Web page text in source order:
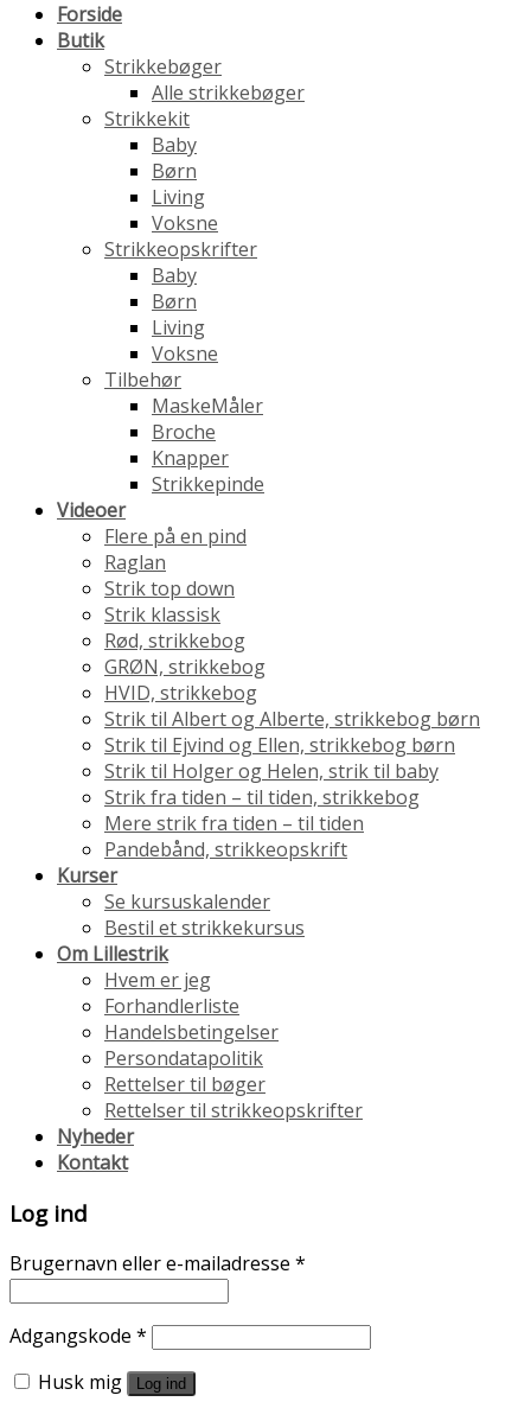
Forside
Butik
Strikkebøger
Alle strikkebøger
Strikkekit
Baby
Børn
Living
Voksne
Strikkeopskrifter
Baby
Børn
Living
Voksne
Tilbehør
MaskeMåler
Broche
Knapper
Strikkepinde
Videoer
Flere på en pind
Raglan
Strik top down
Strik klassisk
Rød, strikkebog
GRØN, strikkebog
HVID, strikkebog
Strik til Albert og Alberte, strikkebog børn
Strik til Ejvind og Ellen, strikkebog børn
Strik til Holger og Helen, strik til baby
Strik fra tiden – til tiden, strikkebog
Mere strik fra tiden – til tiden
Pandebånd, strikkeopskrift
Kurser
Se kursuskalender
Bestil et strikkekursus
Om Lillestrik
Hvem er jeg
Forhandlerliste
Handelsbetingelser
Persondatapolitik
Rettelser til bøger
Rettelser til strikkeopskrifter
Nyheder
Kontakt
Log ind
Brugernavn eller e-mailadresse *
Adgangskode *
Husk mig
Log ind